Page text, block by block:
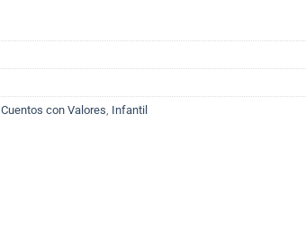
Cuentos con Valores, Infantil